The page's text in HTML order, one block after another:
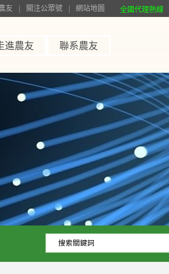
全國代理熱線
友 關注公眾號 網站地圖
進農友 聯系農友